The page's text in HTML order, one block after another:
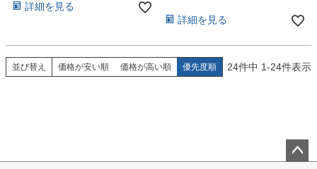
詳細を見る
詳細を見る
並び替え 価格が安い順 価格が高い順 優先度順 24件中 1-24件表示